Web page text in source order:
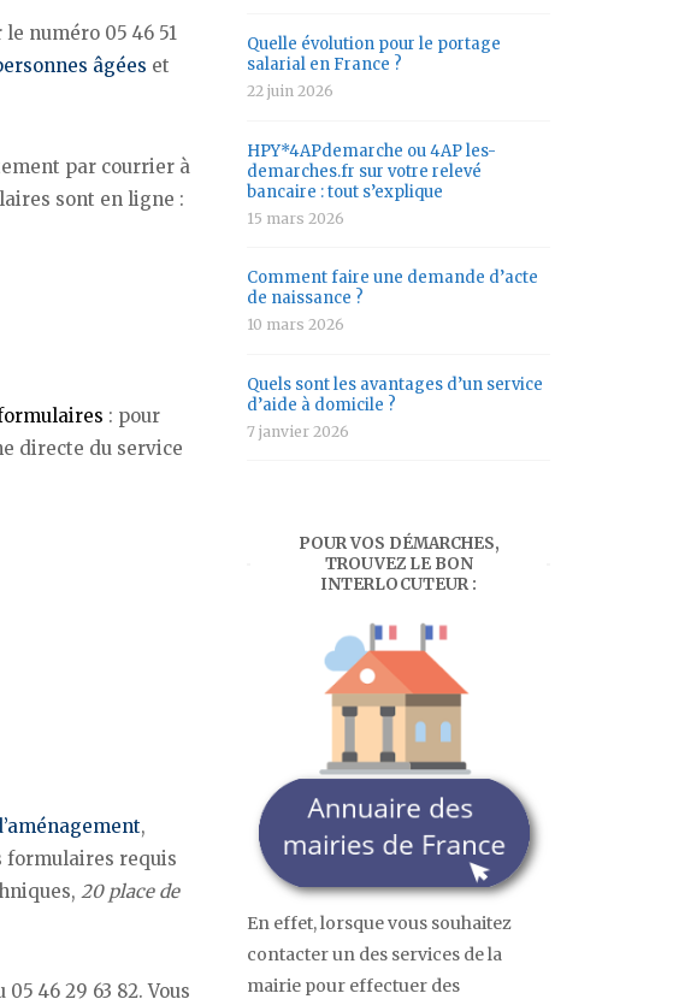
numéro 05 46 51
âgées et
par courrier à
sont en ligne :
: pour
directe du service
,
formulaires requis
20 place de
46 29 63 82. Vous
Quelle évolution pour le portage
salarial en France ?
22 juin 2026
HPY*4APdemarche ou 4AP les-
demarches.fr sur votre relevé
bancaire : tout s’explique
15 mars 2026
Comment faire une demande d’acte
de naissance ?
10 mars 2026
Quels sont les avantages d’un service
d’aide à domicile ?
7 janvier 2026
POUR VOS DÉMARCHES,
TROUVEZ LE BON
INTERLOCUTEUR :
En effet, lorsque vous souhaitez
contacter un des services de la
mairie pour effectuer des